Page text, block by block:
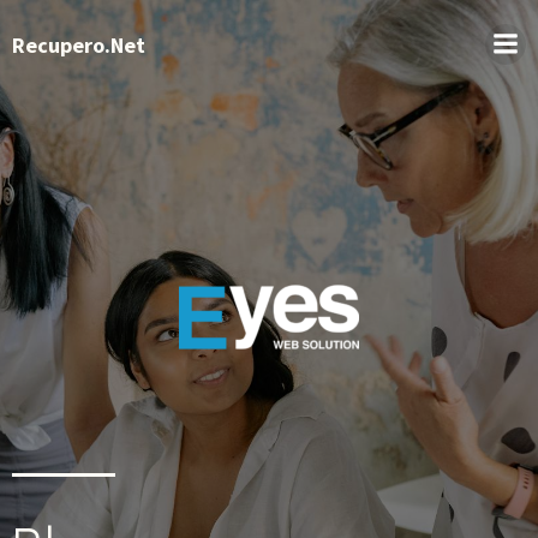
Recupero.Net